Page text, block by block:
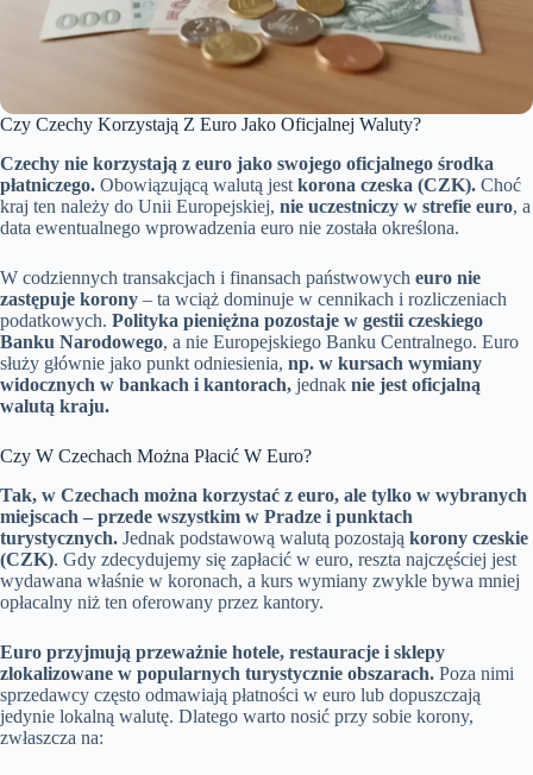
Czy Czechy Korzystają Z Euro Jako Oficjalnej Waluty?
Czechy nie korzystają z euro jako swojego oficjalnego środka
płatniczego. Obowiązującą walutą jest korona czeska (CZK). Choć
kraj ten należy do Unii Europejskiej, nie uczestniczy w strefie euro, a
data ewentualnego wprowadzenia euro nie została określona.
W codziennych transakcjach i finansach państwowych euro nie
zastępuje korony – ta wciąż dominuje w cennikach i rozliczeniach
podatkowych. Polityka pieniężna pozostaje w gestii czeskiego
Banku Narodowego, a nie Europejskiego Banku Centralnego. Euro
służy głównie jako punkt odniesienia, np. w kursach wymiany
widocznych w bankach i kantorach, jednak nie jest oficjalną
walutą kraju.
Czy W Czechach Można Płacić W Euro?
Tak, w Czechach można korzystać z euro, ale tylko w wybranych
miejscach – przede wszystkim w Pradze i punktach
turystycznych. Jednak podstawową walutą pozostają korony czeskie
(CZK). Gdy zdecydujemy się zapłacić w euro, reszta najczęściej jest
wydawana właśnie w koronach, a kurs wymiany zwykle bywa mniej
opłacalny niż ten oferowany przez kantory.
Euro przyjmują przeważnie hotele, restauracje i sklepy
zlokalizowane w popularnych turystycznie obszarach. Poza nimi
sprzedawcy często odmawiają płatności w euro lub dopuszczają
jedynie lokalną walutę. Dlatego warto nosić przy sobie korony,
zwłaszcza na: